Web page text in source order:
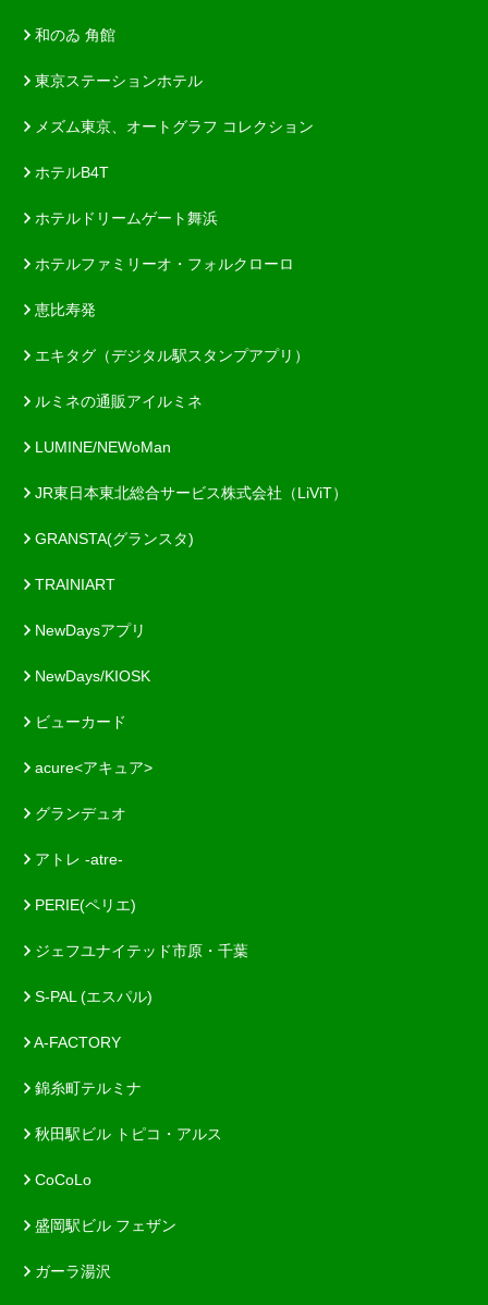
和のゐ 角館
東京ステーションホテル
メズム東京、オートグラフ コレクション
ホテルB4T
ホテルドリームゲート舞浜
ホテルファミリーオ・フォルクローロ
恵比寿発
エキタグ（デジタル駅スタンプアプリ）
ルミネの通販アイルミネ
LUMINE/NEWoMan
JR東日本東北総合サービス株式会社（LiViT）
GRANSTA(グランスタ)
TRAINIART
NewDaysアプリ
NewDays/KIOSK
ビューカード
acure<アキュア>
グランデュオ
アトレ -atre-
PERIE(ペリエ)
ジェフユナイテッド市原・千葉
S-PAL (エスパル)
A-FACTORY
錦糸町テルミナ
秋田駅ビル トピコ・アルス
CoCoLo
盛岡駅ビル フェザン
ガーラ湯沢